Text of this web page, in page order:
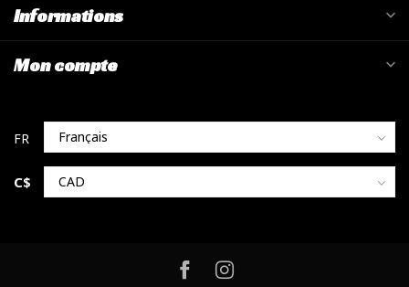
Informations
Mon compte
C$